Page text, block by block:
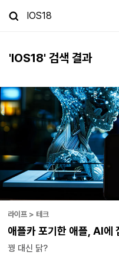
'IOS18' 검색 결과
라이프 > 테크
애플카 포기한 애플, AI에
꿩 대신 닭?